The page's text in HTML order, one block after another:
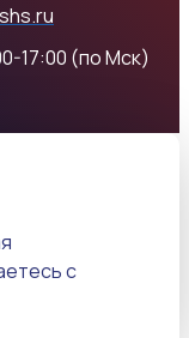
17:00 (по Мск)
с